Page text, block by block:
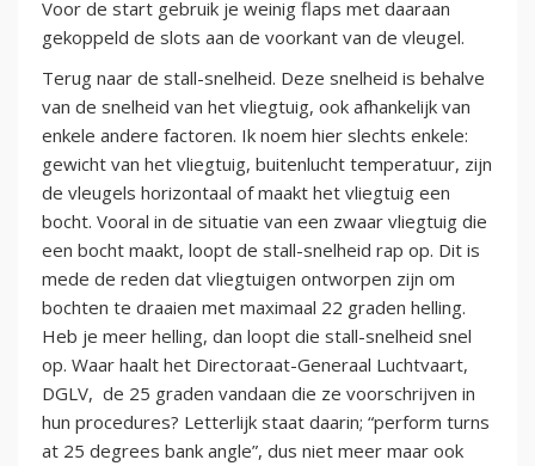
Voor de start gebruik je weinig flaps met daaraan
gekoppeld de slots aan de voorkant van de vleugel.
Terug naar de stall-snelheid. Deze snelheid is behalve
van de snelheid van het vliegtuig, ook afhankelijk van
enkele andere factoren. Ik noem hier slechts enkele:
gewicht van het vliegtuig, buitenlucht temperatuur, zijn
de vleugels horizontaal of maakt het vliegtuig een
bocht. Vooral in de situatie van een zwaar vliegtuig die
een bocht maakt, loopt de stall-snelheid rap op. Dit is
mede de reden dat vliegtuigen ontworpen zijn om
bochten te draaien met maximaal 22 graden helling.
Heb je meer helling, dan loopt die stall-snelheid snel
op. Waar haalt het Directoraat-Generaal Luchtvaart,
DGLV, de 25 graden vandaan die ze voorschrijven in
hun procedures? Letterlijk staat daarin; “perform turns
at 25 degrees bank angle”, dus niet meer maar ook